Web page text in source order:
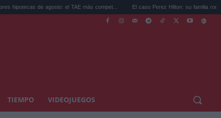
de agosto: el TAE más compet... El caso Perez Hilton: su familia rompe el
TIEMPO VIDEOJUEGOS